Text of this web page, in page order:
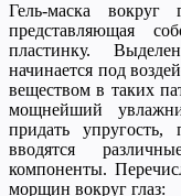
Гель-маска
представляющая
пластинку.
начинается под
веществом в таких
мощнейший
придать упругость,
вводятся
компоненты.
морщин вокруг глаз: